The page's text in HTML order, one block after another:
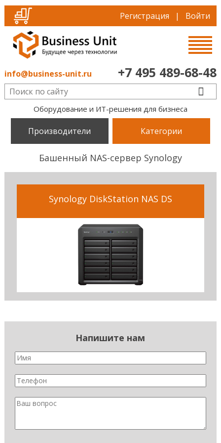
Регистрация | Войти
info@business-unit.ru +7 495 489-68-48
Оборудование и ИТ-решения для бизнеса
Производители Категории
Башенный NAS-сервер Synology
Synology DiskStation NAS DS
Напишите нам